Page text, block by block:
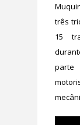
três
15